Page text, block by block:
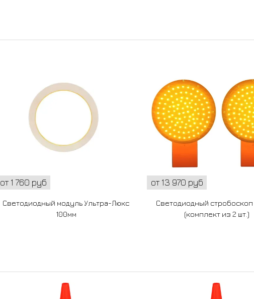
от 1 760 руб
Светодиодный модуль Ультра-Люкс
100мм
от 13 970 руб
Светодиодный стробоскоп
(комплект из 2 шт.)